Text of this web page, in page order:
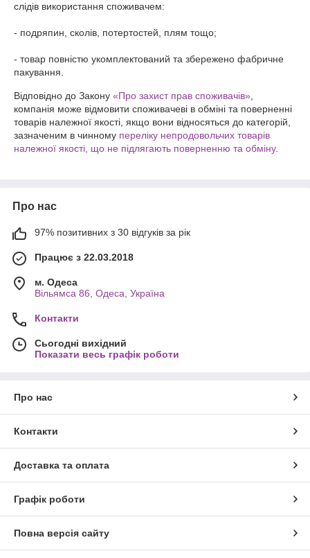
слідів використання споживачем:
- подряпин, сколів, потертостей, плям тощо;
- товар повністю укомплектований та збережено фабричне
пакування.
Відповідно до Закону «Про захист прав споживачів»
компанія може відмовити споживачеві в обміні та поверненні
товарів належної якості, якщо вони відносяться до категорій,
зазначеним в чинному переліку непродовольчих товарів
належної якості, що не підлягають поверненню та обміну.
Про нас
97% позитивних з 30 відгуків за рік
Працює з 22.03.2018
м. Одеса
Вільямса 86, Одеса, Україна
Контакти
Сьогодні вихідний
Показати весь графік роботи
Про нас
Контакти
Доставка та оплата
Графік роботи
Повна версія сайту